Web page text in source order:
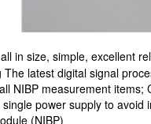
in size, simple, excellent
The latest digital signal
NIBP measurement
power supply to
(NIBP)